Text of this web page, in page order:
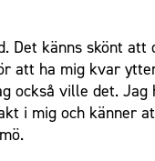
Det känns skönt att
att ha mig kvar
också ville det. Jag
i mig och känner